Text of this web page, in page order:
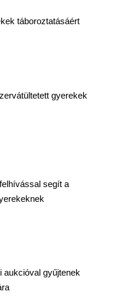
táboroztatásáért
gyerekek
segít a
aukcióval gyűjtenek